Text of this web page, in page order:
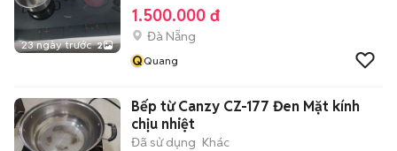
23 ngày trước 2
1.500.000 đ
Đà Nẵng
QQuang
Bếp từ Canzy CZ-177 Đen Mặt kính
chịu nhiệt
Đã sử dụng Khác